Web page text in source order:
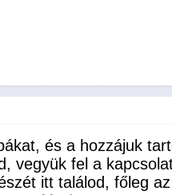
és a hozzájuk
vegyük fel a
itt találod, főleg